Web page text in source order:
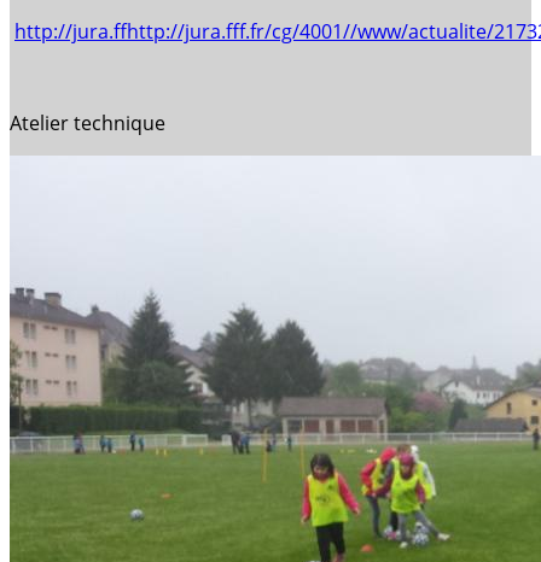
http://jura.ffhttp://jura.fff.fr/cg/4001//www/actualite/
Atelier technique